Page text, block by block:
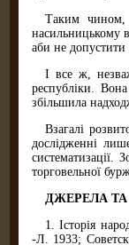
Таким чином,
насильницькому
аби не допустити
І все ж,
республіки.
збільшила
Взагалі
дослідженні
систематизації.
торговельної
ДЖЕРЕЛА ТА
1. Історія
-Л. 1933;